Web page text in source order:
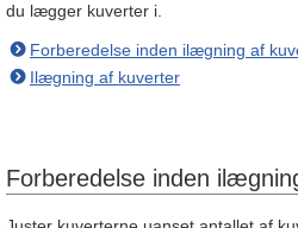
du lægger kuverter i.
Forberedelse inden ilægning af
Ilægning af kuverter
Forberedelse inden